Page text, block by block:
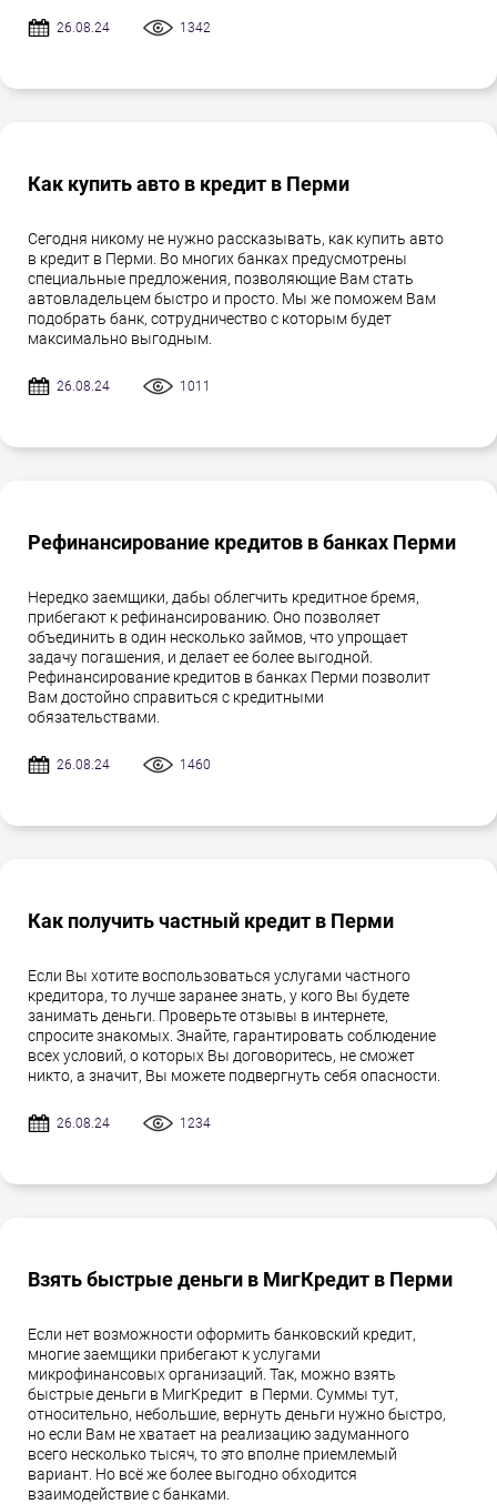
26.08.24 1342
Как купить авто в кредит в Перми
Сегодня никому не нужно рассказывать, как купить авто
в кредит в Перми. Во многих банках предусмотрены
специальные предложения, позволяющие Вам стать
автовладельцем быстро и просто. Мы же поможем Вам
подобрать банк, сотрудничество с которым будет
максимально выгодным.
26.08.24 1011
Рефинансирование кредитов в банках Перми
Нередко заемщики, дабы облегчить кредитное бремя,
прибегают к рефинансированию. Оно позволяет
объединить в один несколько займов, что упрощает
задачу погашения, и делает ее более выгодной.
Рефинансирование кредитов в банках Перми позволит
Вам достойно справиться с кредитными
обязательствами.
26.08.24 1460
Как получить частный кредит в Перми
Если Вы хотите воспользоваться услугами частного
кредитора, то лучше заранее знать, у кого Вы будете
занимать деньги. Проверьте отзывы в интернете,
спросите знакомых. Знайте, гарантировать соблюдение
всех условий, о которых Вы договоритесь, не сможет
никто, а значит, Вы можете подвергнуть себя опасности.
26.08.24 1234
Взять быстрые деньги в МигКредит в Перми
Если нет возможности оформить банковский кредит,
многие заемщики прибегают к услугами
микрофинансовых организаций. Так, можно взять
быстрые деньги в МигКредит в Перми. Суммы тут,
относительно, небольшие, вернуть деньги нужно быстро,
но если Вам не хватает на реализацию задуманного
всего несколько тысяч, то это вполне приемлемый
вариант. Но всё же более выгодно обходится
взаимодействие с банками.